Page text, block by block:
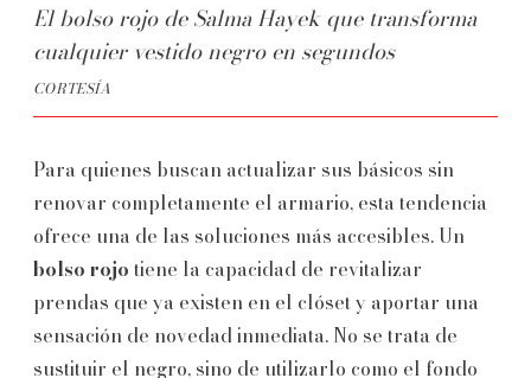
El bolso rojo de Salma Hayek que transforma
cualquier vestido negro en segundos
CORTESÍA
Para quienes buscan actualizar sus básicos sin
renovar completamente el armario, esta tendencia
ofrece una de las soluciones más accesibles. Un
bolso rojo tiene la capacidad de revitalizar
prendas que ya existen en el clóset y aportar una
sensación de novedad inmediata. No se trata de
sustituir el negro, sino de utilizarlo como el fondo